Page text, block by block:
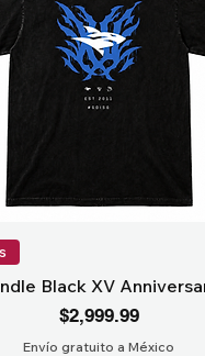
Black XV
Precio
$2,999.99
Envío gratuito a México